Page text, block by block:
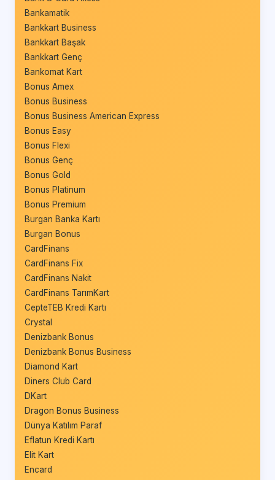
Bankamatik
Bankkart Business
Bankkart Başak
Bankkart Genç
Bankomat Kart
Bonus Amex
Bonus Business
Bonus Business American Express
Bonus Easy
Bonus Flexi
Bonus Genç
Bonus Gold
Bonus Platinum
Bonus Premium
Burgan Banka Kartı
Burgan Bonus
CardFinans
CardFinans Fix
CardFinans Nakit
CardFinans TarımKart
CepteTEB Kredi Kartı
Crystal
Denizbank Bonus
Denizbank Bonus Business
Diamond Kart
Diners Club Card
DKart
Dragon Bonus Business
Dünya Katılım Paraf
Eflatun Kredi Kartı
Elit Kart
Encard